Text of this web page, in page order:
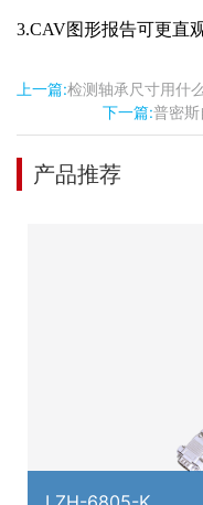
3.CAV图形报告可更直
上一篇:检测轴承尺寸用什
下一篇:普密
产品推荐